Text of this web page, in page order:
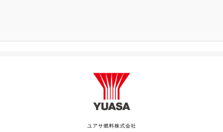
ユアサ燃料株式会社